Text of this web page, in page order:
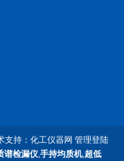
支持： 化工仪器网 管理登陆
谱检漏仪,手持均质机,超低